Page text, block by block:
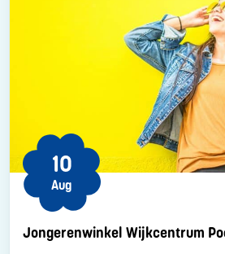
Jongerenwinkel Wijkcentrum
10
Aug